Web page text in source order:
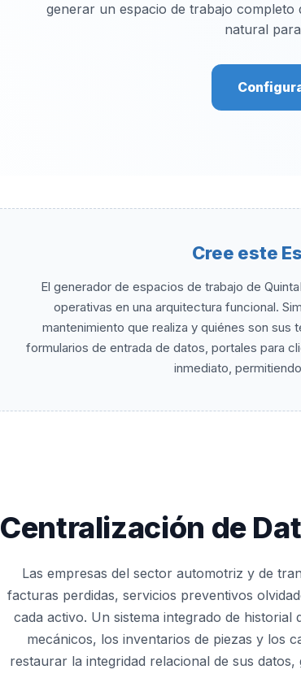
generar un espacio de trabajo completo
natural
Cree este
El generador de espacios de trabajo de
operativas en una arquitectura funcional.
mantenimiento que realiza y quiénes son sus
formularios de entrada de datos, portales para
inmediato,
Centralización de
Las empresas del sector automotriz y de
facturas perdidas, servicios preventivos
cada activo. Un sistema integrado de
mecánicos, los inventarios de piezas y los
restaurar la integridad relacional de sus